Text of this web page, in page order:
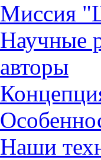
Миссия
Научные
авторы
Наши